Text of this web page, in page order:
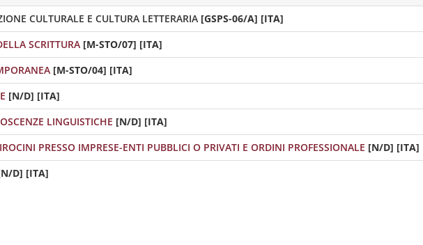
CULTURALE E CULTURA LETTERARIA [GSPS-06/A] [ITA]
SCRITTURA [M-STO/07] [ITA]
[M-STO/04] [ITA]
[N/D] [ITA]
LINGUISTICHE [N/D] [ITA]
PRESSO IMPRESE-ENTI PUBBLICI O PRIVATI E ORDINI PROFESSIONALE [N/D] [ITA]
D] [ITA]